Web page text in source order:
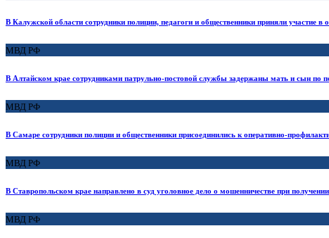
В Калужской области сотрудники полиции, педагоги и общественники приняли участие
МВД РФ
В Алтайском крае сотрудниками патрульно-постовой службы задержаны мать и сын по
МВД РФ
В Самаре сотрудники полиции и общественники присоединились к оперативно-
МВД РФ
В Ставропольском крае направлено в суд уголовное дело о мошенничестве при
МВД РФ